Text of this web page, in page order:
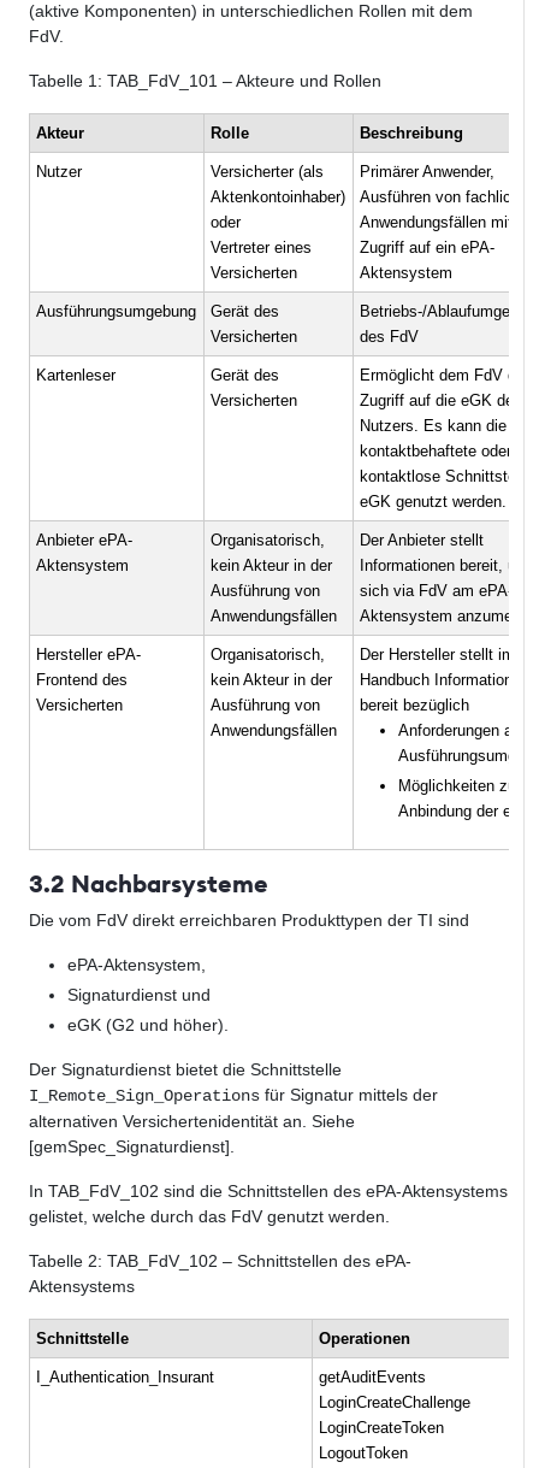
(aktive Komponenten) in unterschiedlichen Rollen mit dem
FdV.
Tabelle 1: TAB_FdV_101 – Akteure und Rollen
Akteur Rolle Beschreibung
Nutzer
Versicherter (als
Aktenkontoinhaber)
oder
Vertreter eines
Versicherten
Primärer Anwender,
Ausführen von fachlichen
Anwendungsfällen mit
Zugriff auf ein ePA-
Aktensystem
Ausführungsumgebung
Gerät des
Versicherten
Betriebs-/
des FdV
Kartenleser
Gerät des
Versicherten
Ermöglicht dem FdV den
Zugriff auf die eGK des
Nutzers. Es kann die
kontaktbehaftete oder die
kontaktlose Schnittstelle
eGK genutzt werden.
Anbieter ePA-
Aktensystem
Organisatorisch,
kein Akteur in der
Ausführung von
Anwendungsfällen
Der Anbieter stellt
Informationen bereit, um
sich via FdV am ePA-
Aktensystem
Hersteller ePA-
Frontend des
Versicherten
Organisatorisch,
kein Akteur in der
Ausführung von
Anwendungsfällen
Der Hersteller stellt im
Handbuch Informationen
bereit bezüglich
Anforderungen an
Möglichkeiten zur
Anbindung der eGK
3.2 Nachbarsysteme
Die vom FdV direkt erreichbaren Produkttypen der TI sind
ePA-Aktensystem,
Signaturdienst und
eGK (G2 und höher).
Der Signaturdienst bietet die Schnittstelle
I_Remote_Sign_Operations für Signatur mittels der
alternativen Versichertenidentität an. Siehe
[gemSpec_Signaturdienst].
In TAB_FdV_102 sind die Schnittstellen des ePA-Aktensystems
gelistet, welche durch das FdV genutzt werden.
Tabelle 2: TAB_FdV_102 – Schnittstellen des ePA-
Aktensystems
Schnittstelle Operationen
I_Authentication_Insurant
getAuditEvents
LoginCreateChallenge
LoginCreateToken
LogoutToken